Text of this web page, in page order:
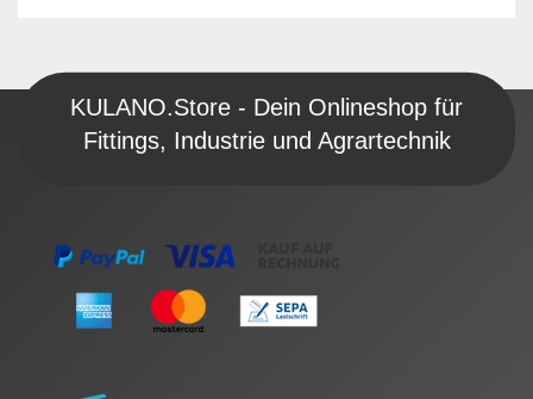
KULANO.Store - Dein Onlineshop für
Fittings, Industrie und Agrartechnik